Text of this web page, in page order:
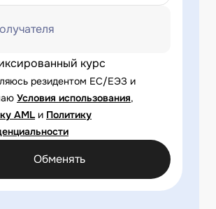
резидентом ЕС/ЕЭЗ и
Условия использования,
AML и Политику
курс
Обменять